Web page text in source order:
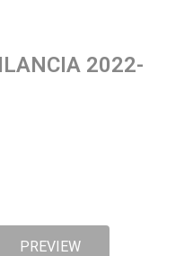
2022-
PREVIEW